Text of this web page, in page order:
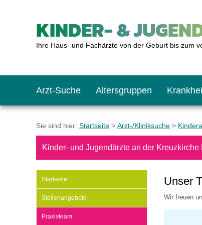
KINDER- &
Ihre Haus- und Fachärzte von der Geburt bis zum
Arzt-Suche Altersgruppen
Das erste
Baby: U1
Impfkalender
Notdienste
BMI-Rechner
Sie sind hier: Startseite > Arzt-/Kliniksuche >
Kinder- und Jugendärzte an der Kreuzkirche
Startseite
Stellenangebote
Praxisteam
Unser
Wir freuen